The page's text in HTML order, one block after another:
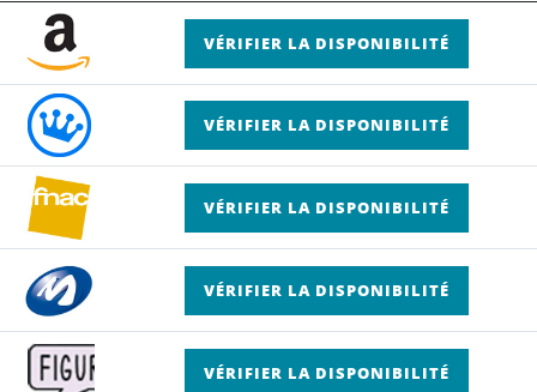
VÉRIFIER LA DISPONIBILITÉ
VÉRIFIER LA DISPONIBILITÉ
VÉRIFIER LA DISPONIBILITÉ
VÉRIFIER LA DISPONIBILITÉ
VÉRIFIER LA DISPONIBILITÉ